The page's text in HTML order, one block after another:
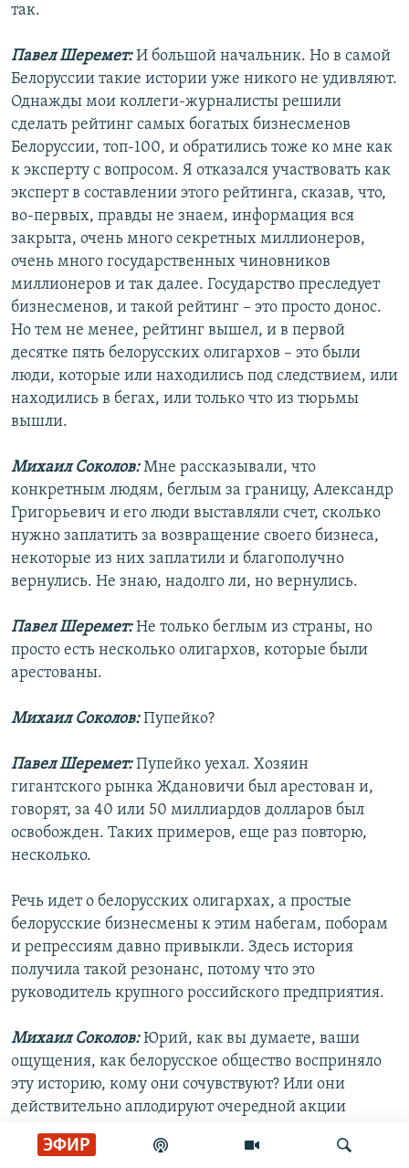
ЭФИР
так.
Павел Шеремет:И большой начальник. Но в самой
Белоруссии такие истории уже никого не удивляют.
Однажды мои коллеги-журналисты решили
сделать рейтинг самых богатых бизнесменов
Белоруссии, топ-100, и обратились тоже ко мне как
к эксперту с вопросом. Я отказался участвовать как
эксперт в составлении этого рейтинга, сказав, что,
во-первых, правды не знаем, информация вся
закрыта, очень много секретных миллионеров,
очень много государственных чиновников
миллионеров и так далее. Государство преследует
бизнесменов, и такой рейтинг – это просто донос.
Но тем не менее, рейтинг вышел, и в первой
десятке пять белорусских олигархов – это были
люди, которые или находились под следствием, или
находились в бегах, или только что из тюрьмы
вышли.
Михаил Соколов:Мне рассказывали, что
конкретным людям, беглым за границу, Александр
Григорьевич и его люди выставляли счет, сколько
нужно заплатить за возвращение своего бизнеса,
некоторые из них заплатили и благополучно
вернулись. Не знаю, надолго ли, но вернулись.
Павел Шеремет:Не только беглым из страны, но
просто есть несколько олигархов, которые были
арестованы.
Михаил Соколов:Пупейко?
Павел Шеремет:Пупейко уехал. Хозяин
гигантского рынка Ждановичи был арестован и,
говорят, за 40 или 50 миллиардов долларов был
освобожден. Таких примеров, еще раз повторю,
несколько.
Речь идет о белорусских олигархах, а простые
белорусские бизнесмены к этим набегам, поборам
и репрессиям давно привыкли. Здесь история
получила такой резонанс, потому что это
руководитель крупного российского предприятия.
Михаил Соколов:Юрий, как вы думаете, ваши
ощущения, как белорусское общество восприняло
эту историю, кому они сочувствуют? Или они
действительно аплодируют очередной акции
Александра Григорьевича Лукашенко по защите
национальной независимости Белоруссии,